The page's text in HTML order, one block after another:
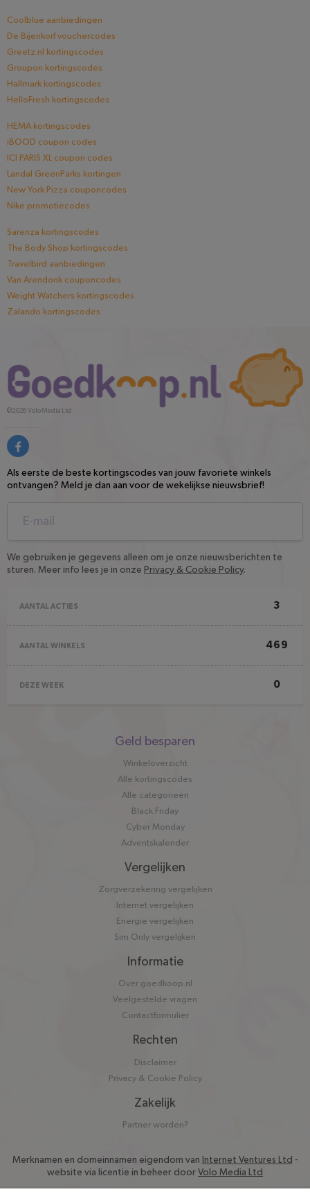
Coolblue aanbiedingen
De Bijenkorf vouchercodes
Greetz.nl kortingscodes
Groupon kortingscodes
Hallmark kortingscodes
HelloFresh kortingscodes
HEMA kortingscodes
iBOOD coupon codes
ICI PARIS XL coupon codes
Landal GreenParks kortingen
New York Pizza couponcodes
Nike promotiecodes
Sarenza kortingscodes
The Body Shop kortingscodes
Travelbird aanbiedingen
Van Arendonk couponcodes
Weight Watchers kortingscodes
Zalando kortingscodes
©2026Volo Media Ltd
Als eerste de beste kortingscodes van jouw favoriete winkels
ontvangen? Meld je dan aan voor de wekelijkse nieuwsbrief!
We gebruiken je gegevens alleen om je onze nieuwsberichten te
sturen. Meer info lees je in onze Privacy & Cookie Policy.
AANTAL ACTIES 3
AANTAL WINKELS 469
DEZE WEEK 0
Geld besparen
Winkeloverzicht
Alle kortingscodes
Alle categorieën
Black Friday
Cyber Monday
Adventskalender
Vergelijken
Zorgverzekering vergelijken
Internet vergelijken
Energie vergelijken
Sim Only vergelijken
Informatie
Over goedkoop.nl
Veelgestelde vragen
Contactformulier
Rechten
Disclaimer
Privacy & Cookie Policy
Zakelijk
Partner worden?
Merknamen en domeinnamen eigendom van Internet Ventures Ltd -
website via licentie in beheer door Volo Media Ltd